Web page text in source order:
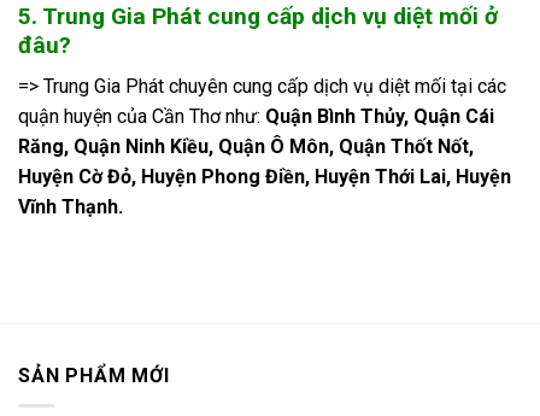
5. Trung Gia Phát cung cấp dịch vụ diệt mối ở
đâu?
=> Trung Gia Phát chuyên cung cấp dịch vụ diệt mối tại các
quận huyện của Cần Thơ như: Quận Bình Thủy, Quận Cái
Răng, Quận Ninh Kiều, Quận Ô Môn, Quận Thốt Nốt,
Huyện Cờ Đỏ, Huyện Phong Điền, Huyện Thới Lai, Huyện
Vĩnh Thạnh.
SẢN PHẨM MỚI